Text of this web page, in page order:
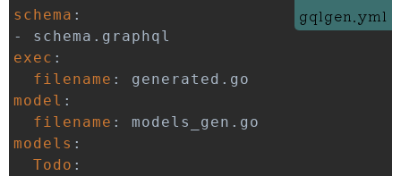
gqlgen.yml
schema :
-
exec :
filename :
model :
filename :
models :
Todo :